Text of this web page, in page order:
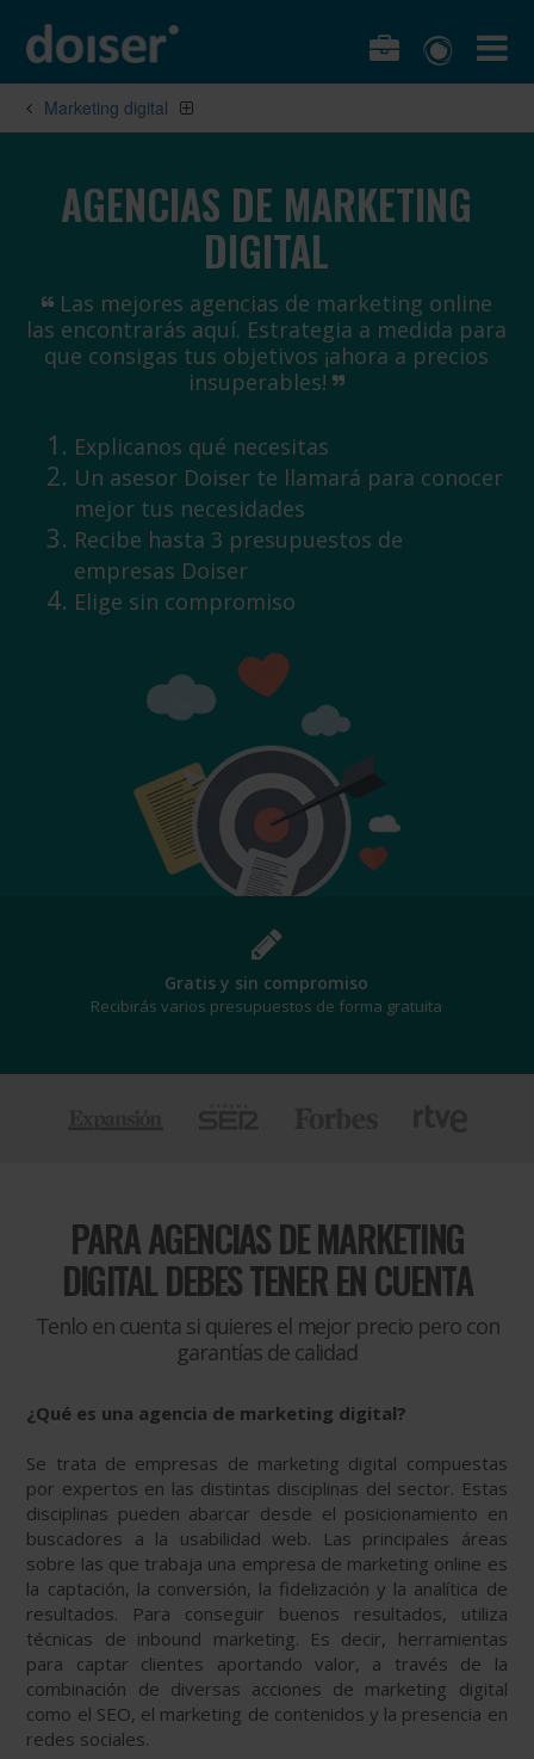
Marketing digital
AGENCIAS DE MARKETING
DIGITAL
Las mejores agencias de marketing online
las encontrarás aquí. Estrategia a medida para
que consigas tus objetivos ¡ahora a precios
insuperables!
Explicanos qué necesitas
Un asesor Doiser te llamará para conocer
mejor tus necesidades
Recibe hasta 3 presupuestos de
empresas Doiser
Elige sin compromiso
¡Al mejor precio!
Te beneficiarás de los mejores descuentos
PARAAGENCIAS DE MARKETING
DIGITAL DEBES TENER EN CUENTA
Tenlo en cuenta si quieres el mejor precio pero con
garantías de calidad
¿Qué es una agencia de marketing digital?
Se trata de empresas de marketing digital compuestas
por expertos en las distintas disciplinas del sector. Estas
disciplinas pueden abarcar desde el posicionamiento en
buscadores a la usabilidad web. Las principales áreas
sobre las que trabaja una empresa de marketing online es
la captación, la conversión, la fidelización y la analítica de
resultados. Para conseguir buenos resultados, utiliza
técnicas de inbound marketing. Es decir, herramientas
para captar clientes aportando valor, a través de la
combinación de diversas acciones de marketing digital
como el SEO, el marketing de contenidos y la presencia en
redes sociales.